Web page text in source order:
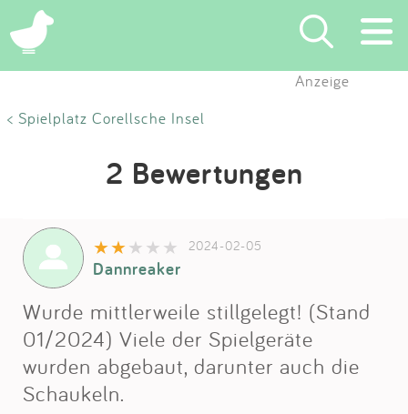
Suchen
Eintragen
Partner
Kontakt
Anzeige
< Spielplatz Corellsche Insel
2 Bewertungen
2024-02-05
Dannreaker
Wurde mittlerweile stillgelegt! (Stand
01/2024) Viele der Spielgeräte
wurden abgebaut, darunter auch die
Schaukeln.